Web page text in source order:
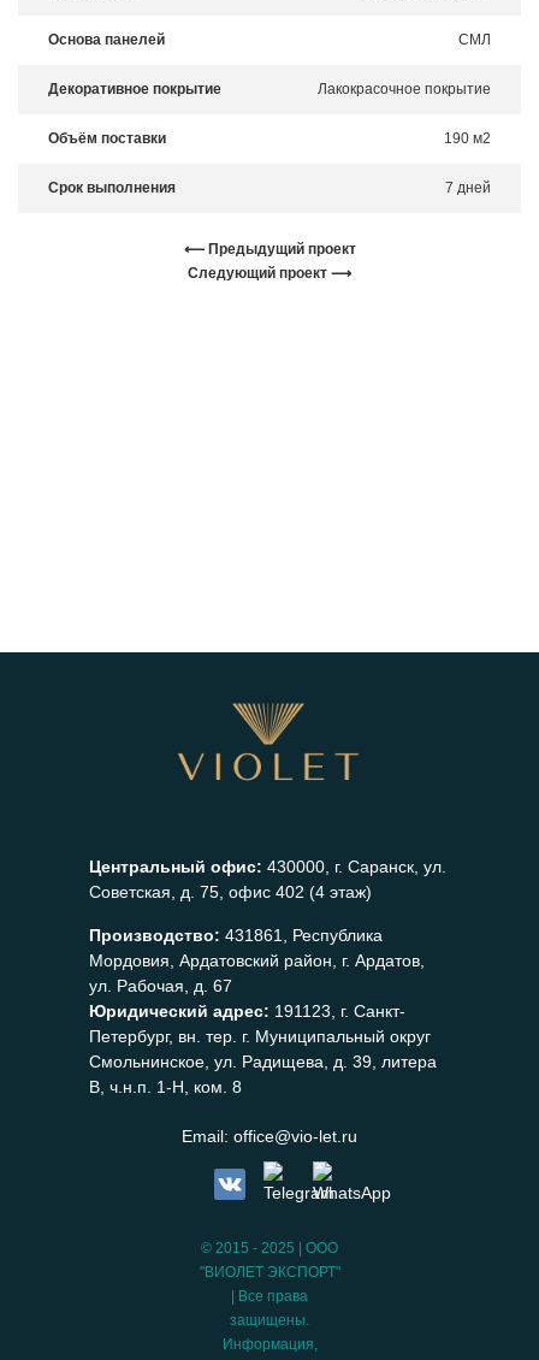
Основа панелей СМЛ
Декоративное покрытие Лакокрасочное покрытие
Объём поставки 190 м2
Срок выполнения 7 дней
⟵ Предыдущий проект
Следующий проект ⟶
Центральный офис: 430000, г. Саранск, ул.
Советская, д. 75, офис 402 (4 этаж)
Производство: 431861, Республика
Мордовия, Ардатовский район, г. Ардатов,
ул. Рабочая, д. 67
Юридический адрес: 191123, г. Санкт-
Петербург, вн. тер. г. Муниципальный округ
Смольнинское, ул. Радищева, д. 39, литера
В, ч.н.п. 1-Н, ком. 8
Email: office@vio-let.ru
© 2015 - 2025 | ООО
"ВИОЛЕТ ЭКСПОРТ"
| Все права
защищены.
Информация,